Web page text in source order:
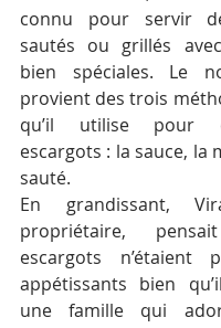
connu pour servir
sautés ou grillés
bien spéciales. Le
provient des trois
qu’il utilise pour
escargots : la sauce, la
sauté.
En grandissant,
propriétaire,
escargots n’étaient
appétissants bien
une famille qui